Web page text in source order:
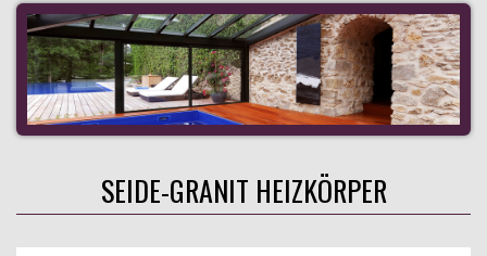
SEIDE-GRANIT HEIZKÖRPER